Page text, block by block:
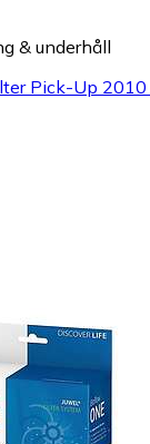
& underhåll
Pick-Up